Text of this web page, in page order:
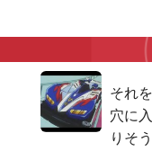
それ
穴に
りそ